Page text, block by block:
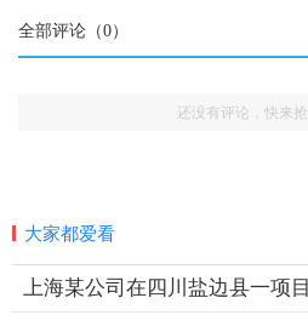
全部评论（0）
还没有评论，快来抢
大家都爱看
上海某公司在四川盐边县一项